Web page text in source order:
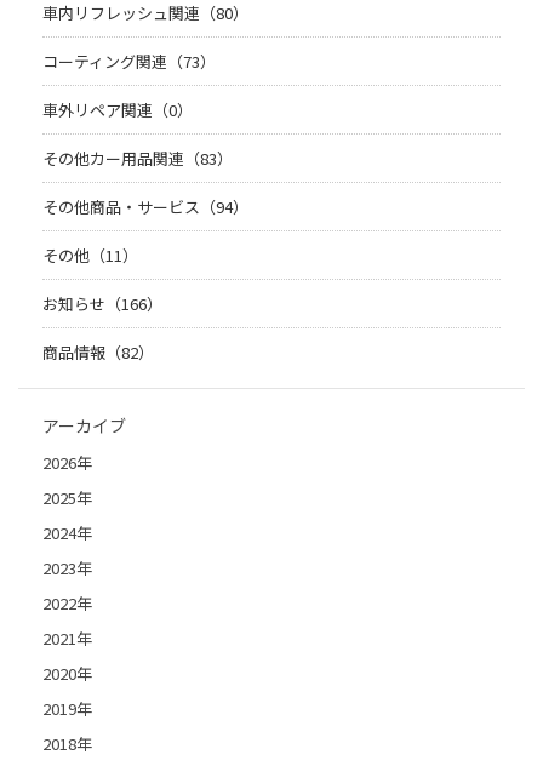
車内リフレッシュ関連（80）
コーティング関連（73）
車外リペア関連（0）
その他カー用品関連（83）
その他商品・サービス（94）
その他（11）
お知らせ（166）
商品情報（82）
アーカイブ
2026年
2025年
2024年
2023年
2022年
2021年
2020年
2019年
2018年